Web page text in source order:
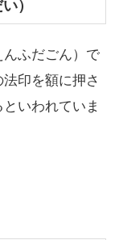
）
ふだごん）で
印を額に押さ
いわれていま